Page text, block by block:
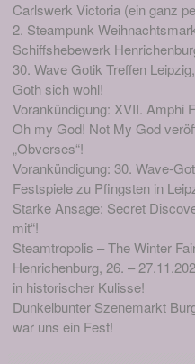
Carlswerk Victoria (ein ganz
2. Steampunk
Schiffshebewerk
30. Wave Gotik Treffen
Goth sich wohl!
Vorankündigung: XVII. Amphi
Oh my God! Not My God
„Obverses“!
Vorankündigung: 30. Wave-
Festspiele zu Pfingsten in
Starke Ansage: Secret
mit“!
Steamtropolis – The Winter
Henrichenburg, 26. –
in historischer Kulisse!
Dunkelbunter Szenemarkt
war uns ein Fest!